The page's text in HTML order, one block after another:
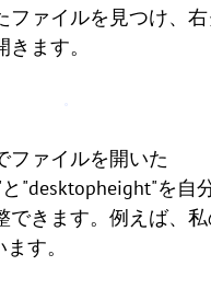
ファイルを見つけ、
きます。
ファイルを開いた
"desktopheight"を自
できます。例えば、
す。